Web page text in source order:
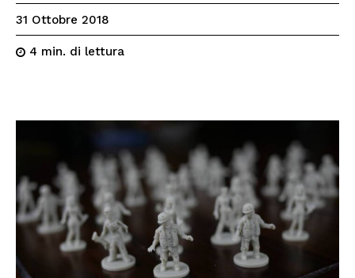
31 Ottobre 2018
4 min. di lettura